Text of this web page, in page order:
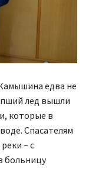
едва не
лед вышли
которые в
Спасателям
– с
больницу